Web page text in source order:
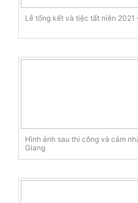
Lễ tổng kết và tiệc tất niên 2021
Hình ảnh sau thi công và cảm
Giang